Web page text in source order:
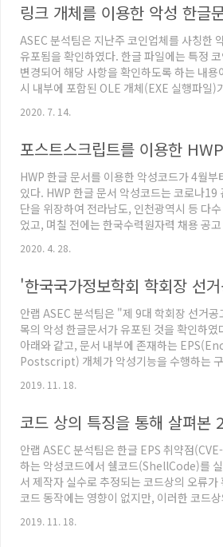
없이 발견되고 있는 가운데 이번에도 ASEC
예측 결과'에 대한 내용으로 사용자를 속여
록한 공격을 확�� asec.ahnlab.com 한글
상단에는 아래의 그림과 같..
ASEC 분석팀은 지난주 코인업체를 사칭한
유포됨을 확인하였다. 한글 파일에는 특정
변경되어 해당 사항을 확인하도록 하는 내
시 내부에 포함된 OLE 개체(EXE 실행파
글의 정상 파일로 착각할 수 있어 주의가 필요
은 페이지 전부를 덮고 있어 사용자가 어느
일의 링크를 실행하게 된다. 아래의 그림에
분이 링크를 포함하는 도형을 나타낸다. 도
"..\appdata\local\temp\hanwo..
2020. 7. 14.
HWP 한글 문서를 이용한 악성코드가 4월부
있다. HWP 한글 문서 악성코드는 코로나19
단을 위장하여 전라남도, 인천광역시 등 다
었고, 며칠 전에는 한국수력원자력 채용 공
PostScript (EPS) 파일 개체를 삽입하였다.
일들과 비교하였을 때 포스트스크립트 문법
하였다는 특징이 있다. 유연한 스크립트 언
법적 특징을 이용하여 CVE-2017-8291 취
부분을 모두 안으로 표현되는 Hex..
2020. 4. 28.
안랩 ASEC 분석팀은 "제 9대 학회장 선거
목의 악성 한글문서가 유포된 것을 확인하였
아래와 같고, 문서 내부에 존재하는
Postscript) 개체가 악성기능을 수행하는
및 입후보신청서.hwp (추정) MD5:
악성 EPS 파일이 존재하는 곳은 첫번째 페이
붉은색 표시부분으로 일반 사용자가 알 수 없
추..
2019. 11. 18.
안랩 ASEC 분석팀은 한글 EPS 취약점
하는 악성코드에서 쉘코드(ShellCode)를
서 제작자 실수로 추정되는 코드상의 오류
코드 동작에는 영향이 없지만, 이러한 코드
러한 코드상의 실수가 없는 형태도 함께 발견
2019. 11. 18.